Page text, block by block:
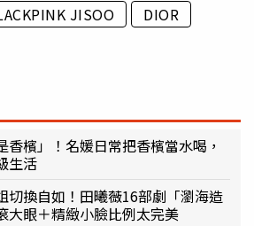
JISOO
DIOR
香檳」！名媛日常把香檳當水喝，
生活
切換自如！田曦薇16部劇「瀏海造
大眼＋精緻小臉比例太完美